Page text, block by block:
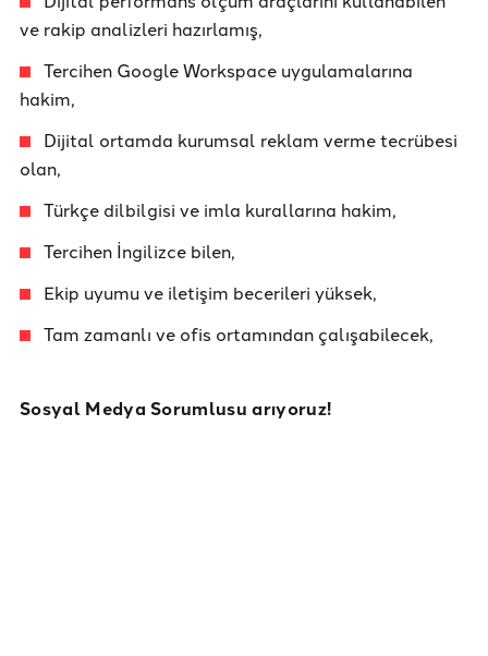
ve rakip analizleri hazırlamış,
Tercihen Google Workspace uygulamalarına
hakim,
Dijital ortamda kurumsal reklam verme tecrübesi
olan,
Türkçe dilbilgisi ve imla kurallarına hakim,
Tercihen İngilizce bilen,
Ekip uyumu ve iletişim becerileri yüksek,
Tam zamanlı ve ofis ortamından çalışabilecek,
Sosyal Medya Sorumlusu arıyoruz!